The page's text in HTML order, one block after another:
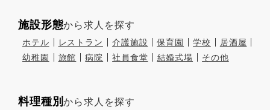
施設形態から求人を探す
ホテル レストラン 介護施設 保育園 学校
居酒屋
幼稚園
旅館 病院 社員食堂 結婚式場 その他
料理種別から求人を探す